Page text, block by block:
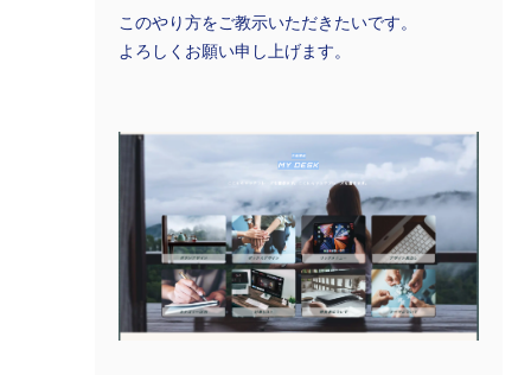
このやり方をご教示いただきたいです。
よろしくお願い申し上げます。